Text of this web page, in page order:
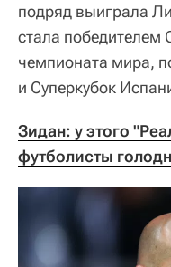
подряд выиграла
стала победителем
чемпионата мира,
и Суперкубок
Зидан: у этого
футболисты